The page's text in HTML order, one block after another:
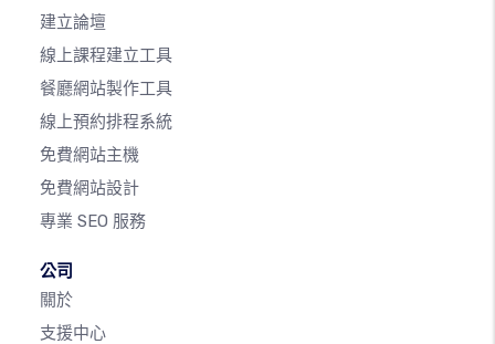
建立論壇
線上課程建立工具
餐廳網站製作工具
線上預約排程系統
免費網站主機
免費網站設計
專業 SEO 服務
公司
關於
支援中心